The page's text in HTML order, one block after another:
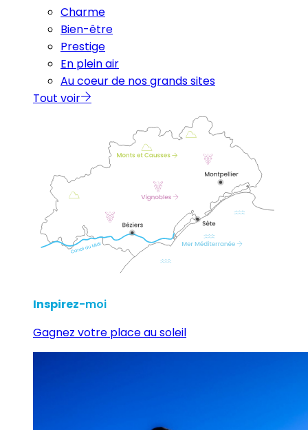
Charme
Bien-être
Prestige
En plein air
Au coeur de nos grands sites
Tout voir
Inspirez-moi
Gagnez votre place au soleil